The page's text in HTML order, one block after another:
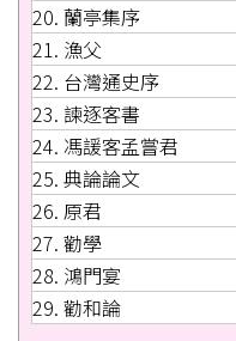
20. 蘭亭集序
21. 漁父
22. 台灣通史序
23. 諫逐客書
24. 馮諼客孟嘗君
25. 典論論文
26. 原君
27. 勸學
28. 鴻門宴
29. 勸和論